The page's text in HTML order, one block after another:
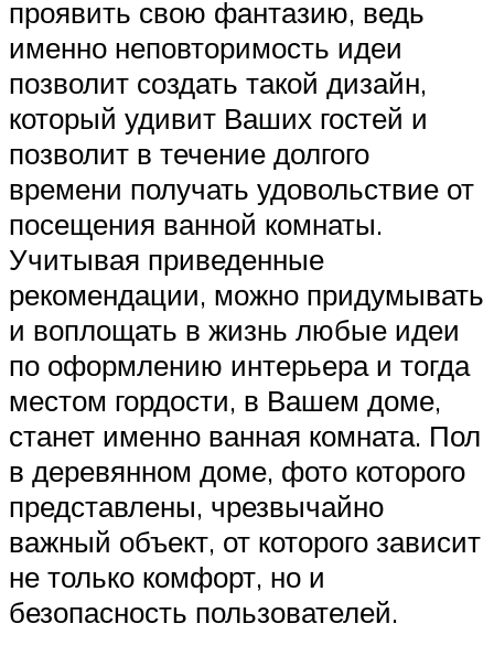
проявить свою фантазию, ведь
именно неповторимость идеи
позволит создать такой дизайн,
который удивит Ваших гостей и
позволит в течение долгого
времени получать удовольствие от
посещения ванной комнаты.
Учитывая приведенные
рекомендации, можно придумывать
и воплощать в жизнь любые идеи
по оформлению интерьера и тогда
местом гордости, в Вашем доме,
станет именно ванная комната. Пол
в деревянном доме, фото которого
представлены, чрезвычайно
важный объект, от которого зависит
не только комфорт, но и
безопасность пользователей.